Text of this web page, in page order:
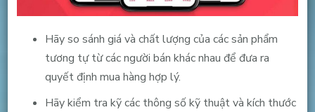
Hãy so sánh giá và chất lượng của các sản phẩm
tương tự từ các người bán khác nhau để đưa ra
quyết định mua hàng hợp lý.
Hãy kiểm tra kỹ các thông số kỹ thuật và kích thước